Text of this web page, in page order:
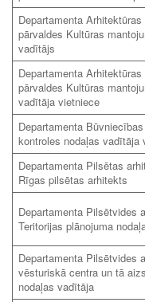
Departamenta
pārvaldes Kultūras
vadītājs
Departamenta
pārvaldes Kultūras
vadītāja vietniece
Departamenta
kontroles nodaļas vadītāja
Departamenta Pilsētas
Rīgas pilsētas arhitekts
Departamenta Pilsētvides
Teritorijas plānojuma
Departamenta Pilsētvides
vēsturiskā centra un tā
nodaļas vadītāja